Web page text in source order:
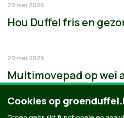
29 mei 2026
Hou Duffel fris en
29 mei 2026
Multimovepad op wei
Cookies op